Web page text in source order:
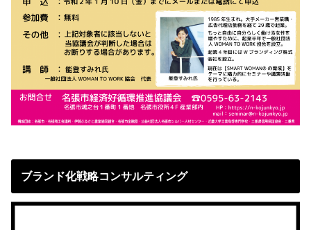
ブランド化戦略コンサルティング